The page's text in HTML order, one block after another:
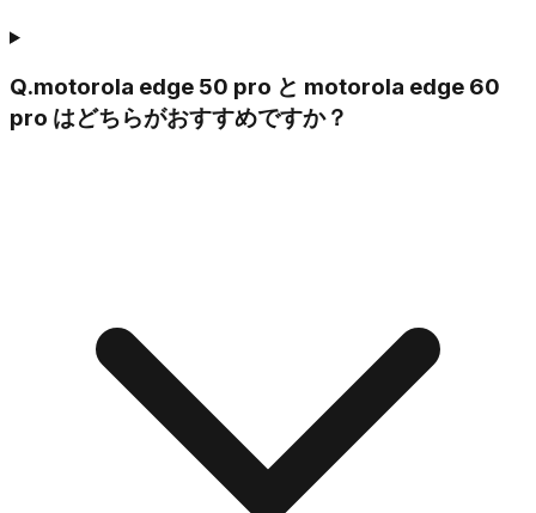
Q.motorola edge 50 pro と motorola edge 60
pro はどちらがおすすめですか？